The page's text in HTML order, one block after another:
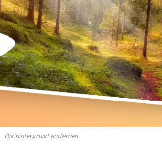
Bildhintergrund entfernen